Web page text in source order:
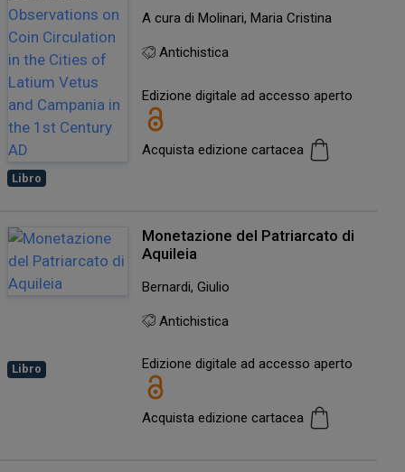
Libro
A cura di Molinari, Maria Cristina
Antichistica
Edizione digitale ad accesso aperto
Acquista edizione cartacea
Libro
Monetazione del Patriarcato di
Aquileia
Bernardi, Giulio
Antichistica
Edizione digitale ad accesso aperto
Acquista edizione cartacea